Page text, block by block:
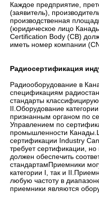
Каждое предприятие,
(заявитель),
производственная
(юридическое лицо
Certification Body (CB)
иметь номер компании
Радиосертификация
Радиооборудование в
спецификациям
стандарты
II.Оборудование
признанным органом по
Управлением по
промышленности
сертификации Industry
требует сертификации,
должен обеспечить
стандартамПриемники
категории I, так и
любую частоту в
приемники являются